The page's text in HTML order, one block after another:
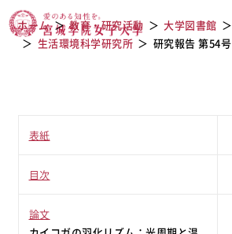
研究報告 第54号
ホーム 教育・研究活動 大学図書館
生活環境科学研究所
研究報告 第54号
表紙
目次
論文